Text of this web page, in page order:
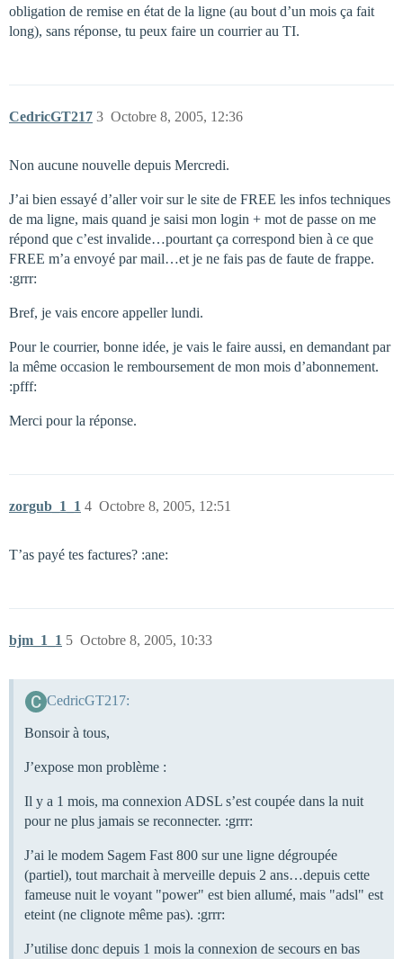
obligation de remise en état de la ligne (au bout d’un mois ça fait
long), sans réponse, tu peux faire un courrier au TI.
CedricGT217 Octobre 8, 2005, 12:36
3
Non aucune nouvelle depuis Mercredi.
J’ai bien essayé d’aller voir sur le site de FREE les infos techniques
de ma ligne, mais quand je saisi mon login + mot de passe on me
répond que c’est invalide…pourtant ça correspond bien à ce que
FREE m’a envoyé par mail…et je ne fais pas de faute de frappe.
:grrr:
Bref, je vais encore appeller lundi.
Pour le courrier, bonne idée, je vais le faire aussi, en demandant par
la même occasion le remboursement de mon mois d’abonnement.
:pfff:
Merci pour la réponse.
zorgub_1_1 Octobre 8, 2005, 12:51
4
T’as payé tes factures? :ane:
bjm_1_1 Octobre 8, 2005, 10:33
5
CedricGT217:
Bonsoir à tous,
J’expose mon problème :
Il y a 1 mois, ma connexion ADSL s’est coupée dans la nuit
pour ne plus jamais se reconnecter. :grrr:
J’ai le modem Sagem Fast 800 sur une ligne dégroupée
(partiel), tout marchait à merveille depuis 2 ans…depuis cette
fameuse nuit le voyant "power" est bien allumé, mais "adsl" est
eteint (ne clignote même pas). :grrr:
J’utilise donc depuis 1 mois la connexion de secours en bas